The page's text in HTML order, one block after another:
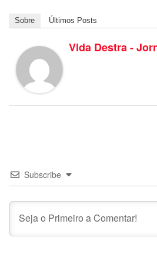
Sobre Últimos Posts
Vida Destra -
Subscribe